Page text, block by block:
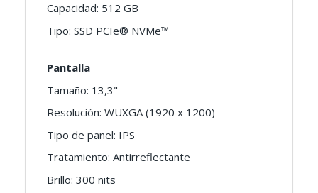
Capacidad: 512 GB
Tipo: SSD PCIe® NVMe™
Pantalla
Tamaño: 13,3"
Resolución: WUXGA (1920 x 1200)
Tipo de panel: IPS
Tratamiento: Antirreflectante
Brillo: 300 nits